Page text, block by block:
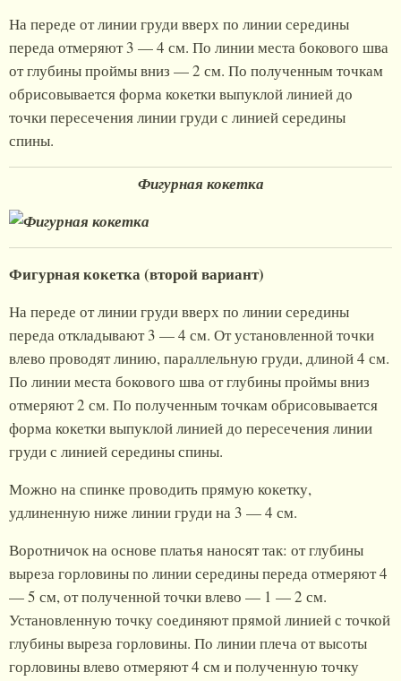
На переде от линии груди вверх по линии середины
переда отмеряют 3 — 4 см. По линии места бокового шва
от глубины проймы вниз — 2 см. По полученным точкам
обрисовывается форма кокетки выпуклой линией до
точки пересечения линии груди с линией середины
спины.
Фигурная кокетка
Фигурная кокетка (второй вариант)
На переде от линии груди вверх по линии середины
переда откладывают 3 — 4 см. От установленной точки
влево проводят линию, параллельную груди, длиной 4 см.
По линии места бокового шва от глубины проймы вниз
отмеряют 2 см. По полученным точкам обрисовывается
форма кокетки выпуклой линией до пересечения линии
груди с линией середины спины.
Можно на спинке проводить прямую кокетку,
удлиненную ниже линии груди на 3 — 4 см.
Воротничок на основе платья наносят так: от глубины
выреза горловины по линии середины переда отмеряют 4
— 5 см, от полученной точки влево — 1 — 2 см.
Установленную точку соединяют прямой линией с точкой
глубины выреза горловины. По линии плеча от высоты
горловины влево отмеряют 4 см и полученную точку